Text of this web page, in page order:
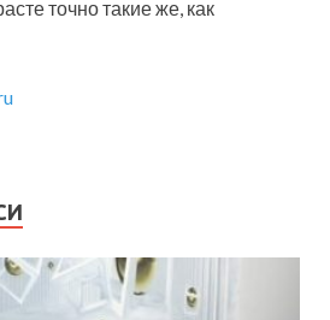
точно такие же, как